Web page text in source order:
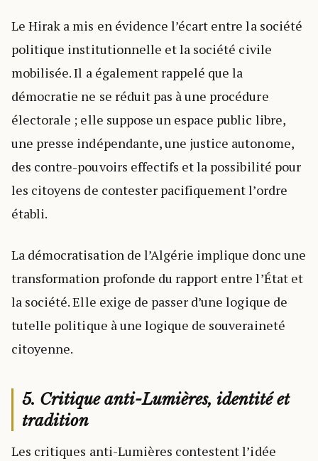
Le Hirak a mis en évidence l’écart entre la société
politique institutionnelle et la société civile
mobilisée. Il a également rappelé que la
démocratie ne se réduit pas à une procédure
électorale ; elle suppose un espace public libre,
une presse indépendante, une justice autonome,
des contre-pouvoirs effectifs et la possibilité pour
les citoyens de contester pacifiquement l’ordre
établi.
La démocratisation de l’Algérie implique donc une
transformation profonde du rapport entre l’État et
la société. Elle exige de passer d’une logique de
tutelle politique à une logique de souveraineté
citoyenne.
5. Critique anti-Lumières, identité et
tradition
Les critiques anti-Lumières contestent l’idée